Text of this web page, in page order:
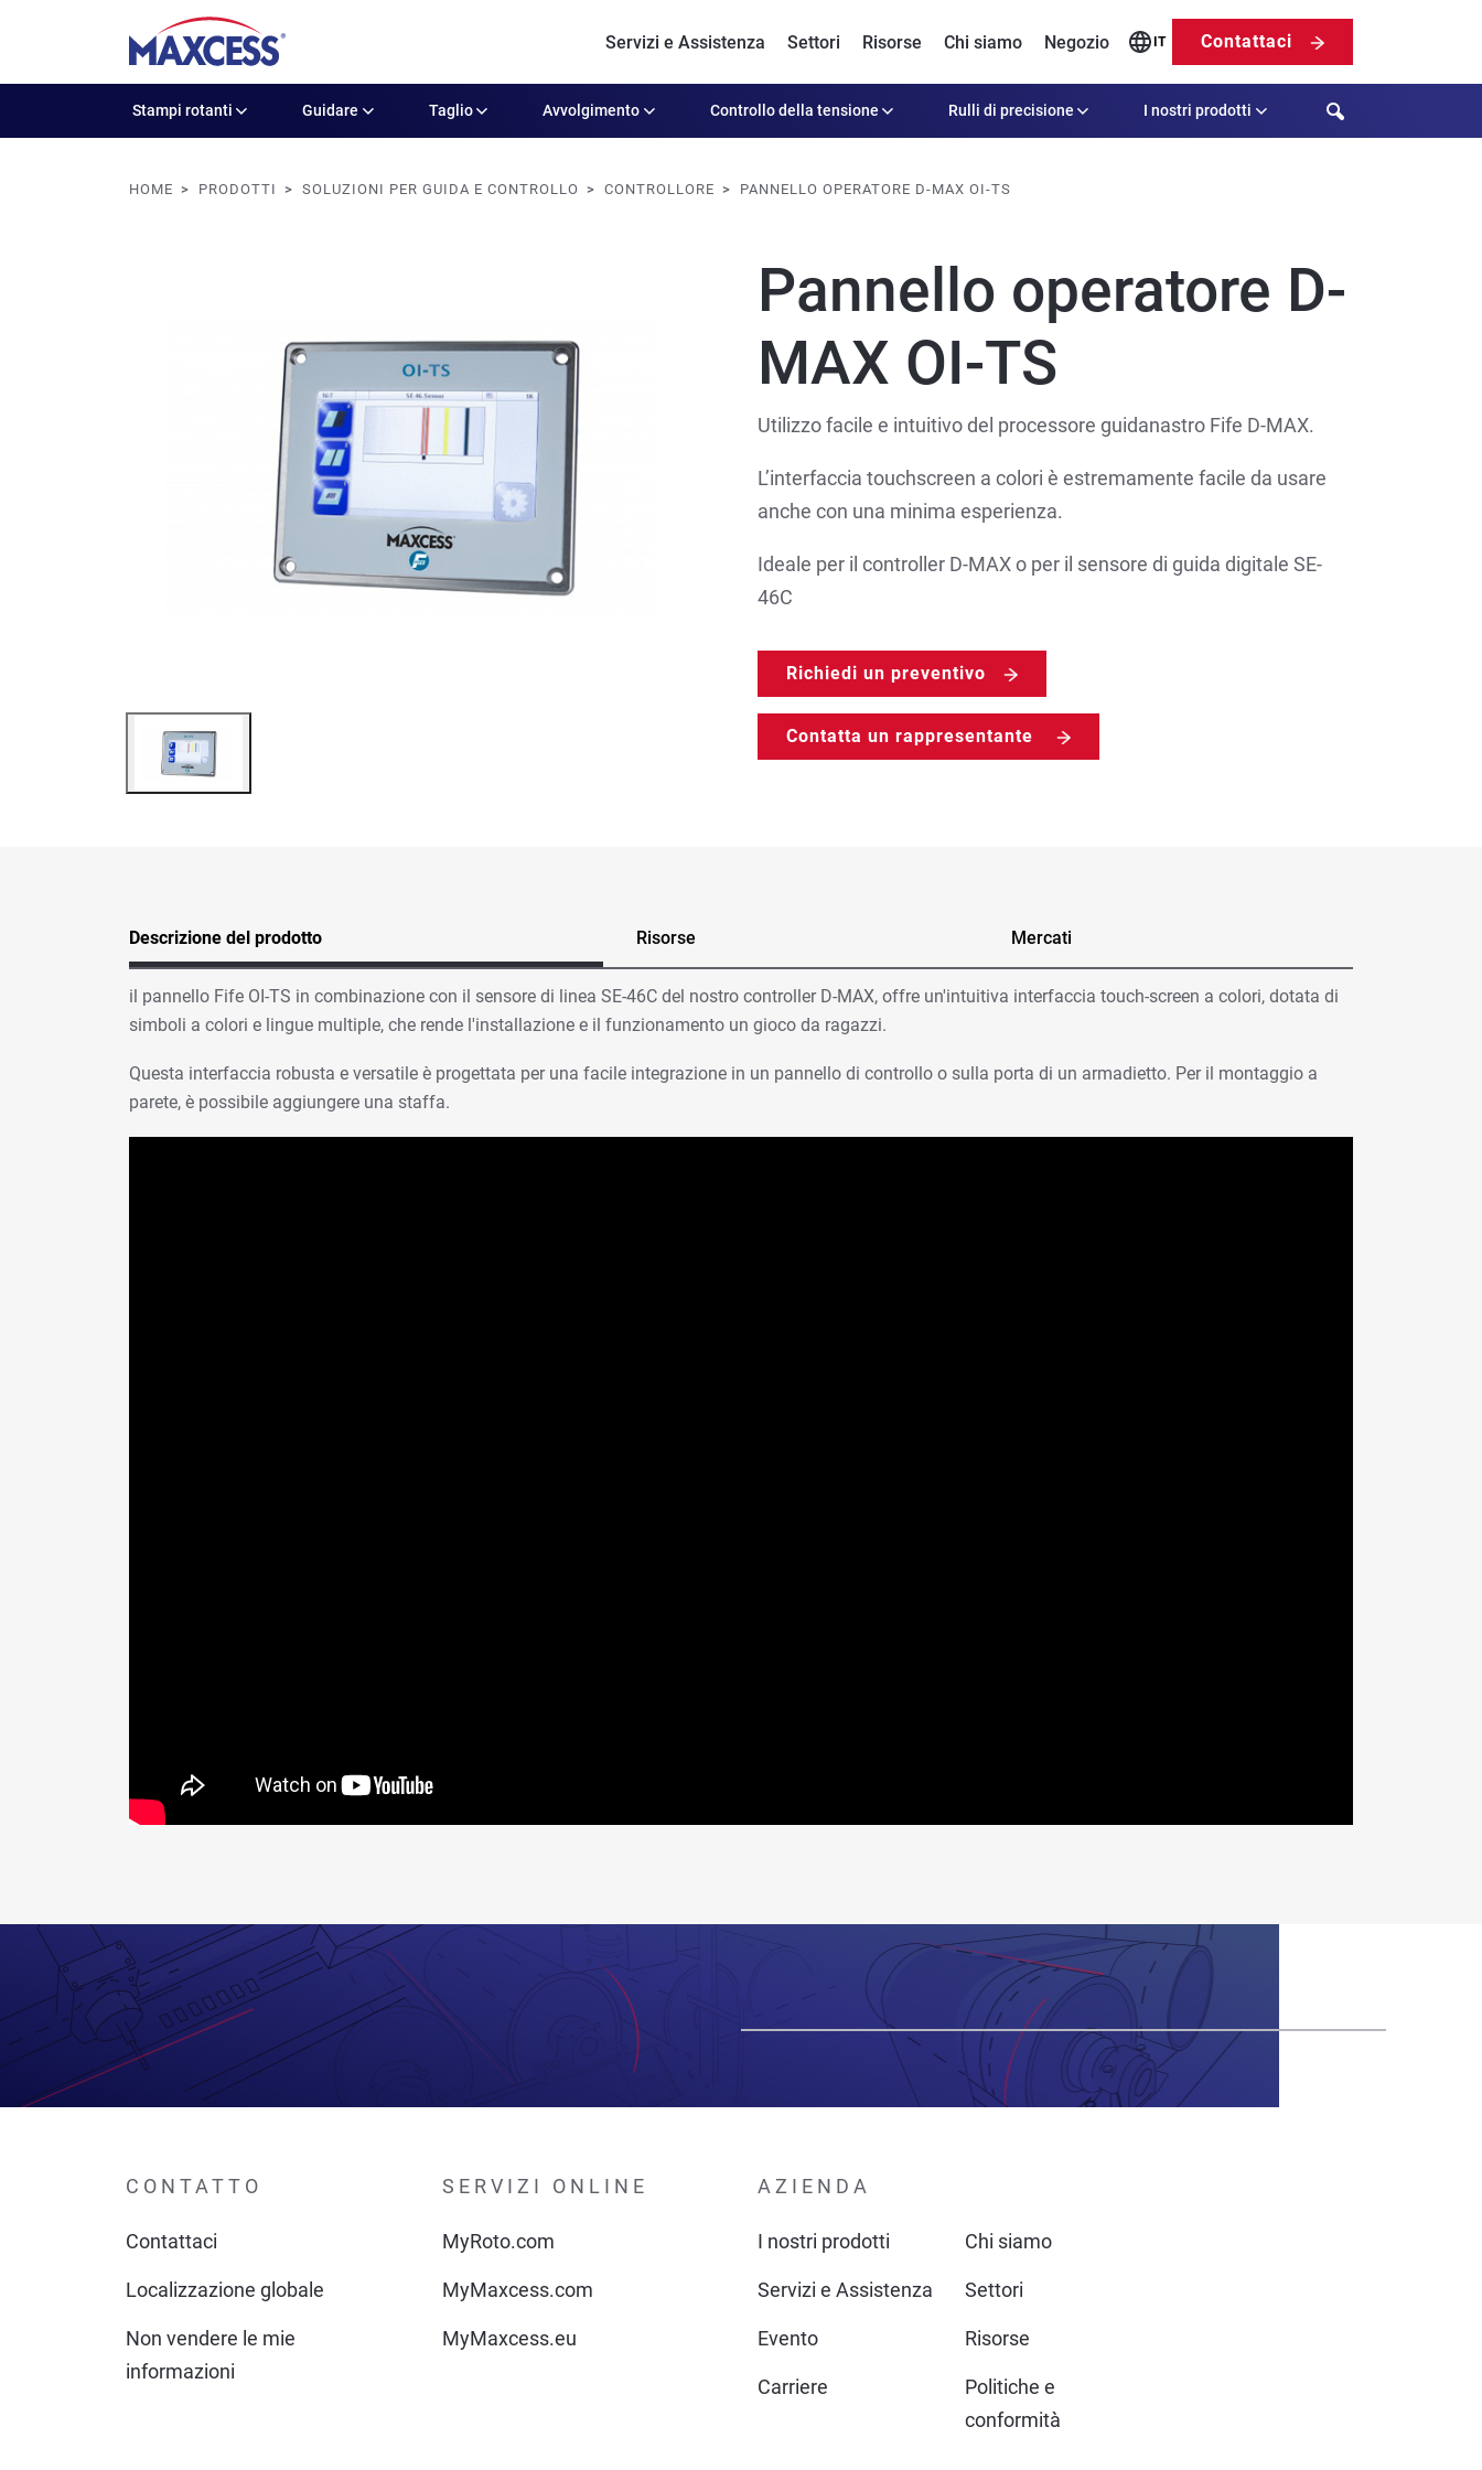
Servizi e Assistenza Settori Risorse Chi siamo Negozio IT Contattaci
Stampi rotanti Guidare Taglio Avvolgimento Controllo della tensione Rulli di precisione I nostri prodotti Search
HOME PRODOTTI SOLUZIONI PER GUIDA E CONTROLLO CONTROLLORE PANNELLO OPERATORE D-MAX OI-TS
Pannello operatore D-
MAX OI-TS
Utilizzo facile e intuitivo del processore guidanastro Fife D-MAX.
L’interfaccia touchscreen a colori è estremamente facile da usare
anche con una minima esperienza.
Ideale per il controller D-MAX o per il sensore di guida digitale SE-
46C
Richiedi un preventivo
Contatta un rappresentante
Descrizione del prodotto Risorse Mercati
il pannello Fife OI-TS in combinazione con il sensore di linea SE-46C del nostro controller D-MAX, offre un'intuitiva interfaccia touch-screen a colori, dotata di
simboli a colori e lingue multiple, che rende l'installazione e il funzionamento un gioco da ragazzi.
Questa interfaccia robusta e versatile è progettata per una facile integrazione in un pannello di controllo o sulla porta di un armadietto. Per il montaggio a
parete, è possibile aggiungere una staffa.
CONTATTO
Contattaci
Localizzazione globale
Non vendere le mie
informazioni
SERVIZI ONLINE
MyRoto.com
MyMaxcess.com
MyMaxcess.eu
AZIENDA
I nostri prodotti Chi siamo
Servizi e Assistenza Settori
Evento Risorse
Carriere
Politiche e
conformità